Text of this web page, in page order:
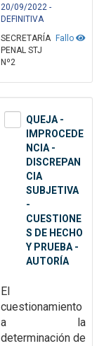
20/09/2022 -
DEFINITIVA
Fallo
SECRETARÍA
PENAL STJ
Nº2
QUEJA -
IMPROCEDE
NCIA -
DISCREPAN
CIA
SUBJETIVA
-
CUESTIONE
S DE HECHO
Y PRUEBA -
AUTORÍA
El
cuestionamiento
a la
determinación de